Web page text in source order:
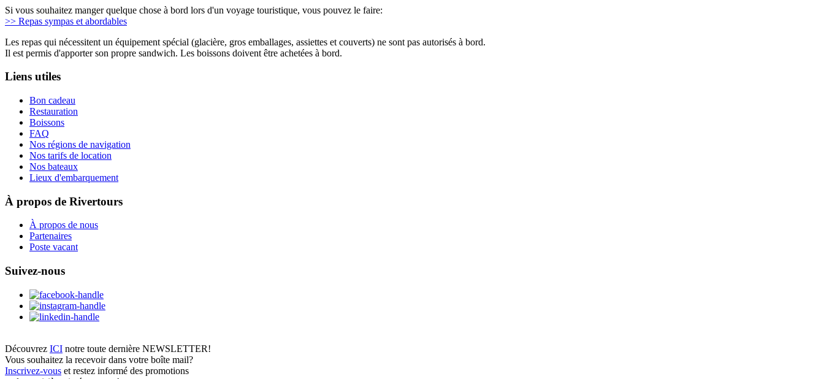
Si vous souhaitez manger quelque chose à bord lors d'un voyage touristique, vous pouvez le faire:
>> Repas sympas et abordables
Les repas qui nécessitent un équipement spécial (glacière, gros emballages, assiettes et couverts) ne sont pas autorisés à bord.
Il est permis d'apporter son propre sandwich. Les boissons doivent être achetées à bord.
Liens utiles
Bon cadeau
Restauration
Boissons
FAQ
Nos régions de navigation
Nos tarifs de location
Nos bateaux
Lieux d'embarquement
À propos de Rivertours
À propos de nous
Partenaires
Poste vacant
Suivez-nous
Découvrez ICI notre toute dernière NEWSLETTER!
Vous souhaitez la recevoir dans votre boîte mail?
Inscrivez-vous et restez informé des promotions